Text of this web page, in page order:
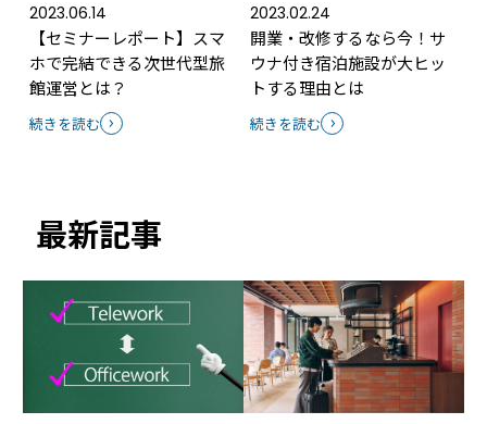
2023.06.14
【セミナーレポート】スマ
ホで完結できる次世代型旅
館運営とは？
続きを読む
2023.02.24
開業・改修するなら今！サ
ウナ付き宿泊施設が大ヒッ
トする理由とは
続きを読む
最新記事